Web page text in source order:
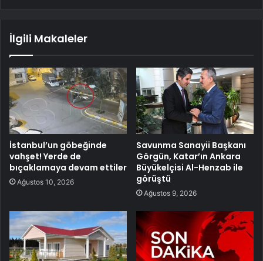
İlgili Makaleler
İstanbul’un göbeğinde
vahşet! Yerde de
bıçaklamaya devam ettiler
Ağustos 10, 2026
Savunma Sanayii Başkanı
Görgün, Katar’ın Ankara
Büyükelçisi Al-Henzab ile
görüştü
Ağustos 9, 2026